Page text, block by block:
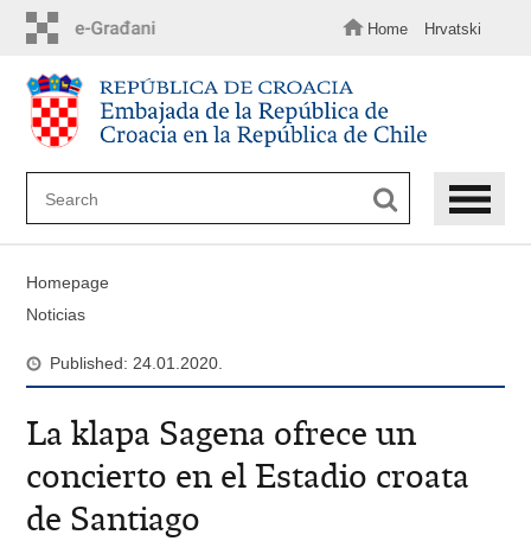
content
Home Hrvatski
Homepage
Noticias
Published: 24.01.2020.
La klapa Sagena ofrece un
concierto en el Estadio croata
de Santiago